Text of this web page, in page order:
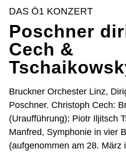
DAS Ö1 KONZERT
Poschner
Cech &
Bruckner Orchester Linz,
Poschner. Christoph Cech:
(Uraufführung); Piotr Iljitsch
Manfred, Symphonie in vier
(aufgenommen am 28. März